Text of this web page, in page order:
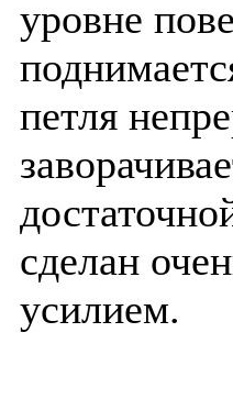
уровне
петля
сделан
усилием.